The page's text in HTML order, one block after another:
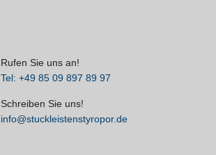
Rufen Sie uns an!
Tel: +49 85 09 897 89 97
Schreiben Sie uns!
info@stuckleistenstyropor.de